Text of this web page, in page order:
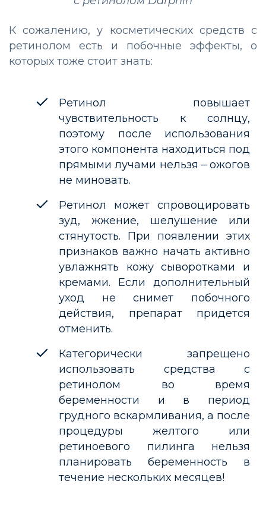
К сожалению, у косметических средств с
ретинолом есть и побочные эффекты, о
которых тоже стоит знать:
Ретинол повышает
чувствительность к солнцу,
поэтому после использования
этого компонента находиться под
прямыми лучами нельзя – ожогов
не миновать.
Ретинол может спровоцировать
зуд, жжение, шелушение или
стянутость. При появлении этих
признаков важно начать активно
увлажнять кожу сыворотками и
кремами. Если дополнительный
уход не снимет побочного
действия, препарат придется
отменить.
Категорически запрещено
использовать средства с
ретинолом во время
беременности и в период
грудного вскармливания, а после
процедуры желтого или
ретиноевого пилинга нельзя
планировать беременность в
течение нескольких месяцев!